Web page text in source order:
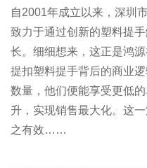
自2001年成立以来，深圳
致力于通过创新的塑料提
长。细细想来，这正是鸿
提扣塑料提手背后的商业
数量，他们便能享受更低
升，实现销售最大化。这
之有效……